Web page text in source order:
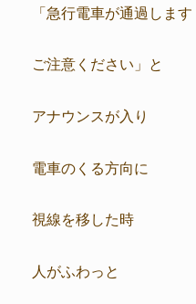
「急行電車が通過します
ご注意ください」と
アナウンスが入り
電車のくる方向に
視線を移した時
人がふわっと